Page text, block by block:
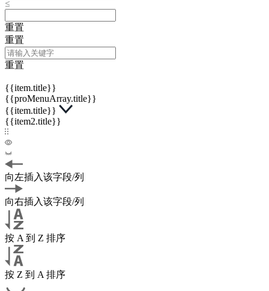
重置
重置
重置
{{item.title}}
{{proMenuArray.title}}
{{item.title}}
{{item2.title}}
向左插入该字段/列
向右插入该字段/列
按 A 到 Z 排序
按 Z 到 A 排序